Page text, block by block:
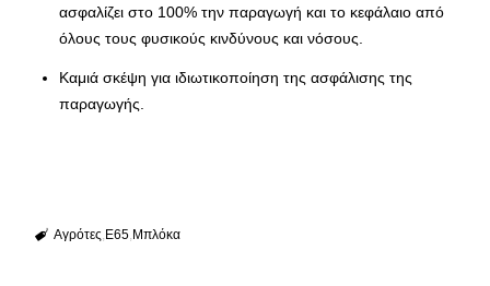
ασφαλίζει στο 100% την παραγωγή και το κεφάλαιο από
όλους τους φυσικούς κινδύνους και νόσους.
Καμιά σκέψη για ιδιωτικοποίηση της ασφάλισης της
παραγωγής.
Αγρότες Ε65 Μπλόκα